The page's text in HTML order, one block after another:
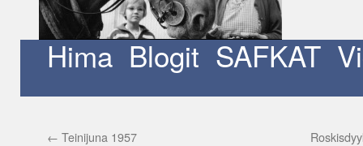
Hima Blogit SAFKAT
← Teinijuna 1957